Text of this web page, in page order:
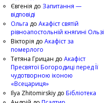
Євгенія до Запитання —
відповіді
Ольга до Акафіст святій
рівноапостольній княгині Ользі
Вікторія до Акафіст за
померлого
Тетяна Грицан до Акафіст
Пресвятої Богородиці перед Її
чудотворною іконою
«Всецариця»
Ilya Zhitomirskiy до Бібліотека